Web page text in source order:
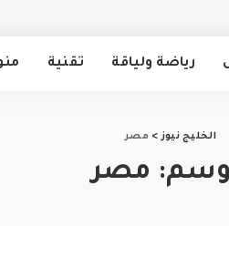
رياضة ولياقة تقنية
الخليج نيوز> مصر
مصر